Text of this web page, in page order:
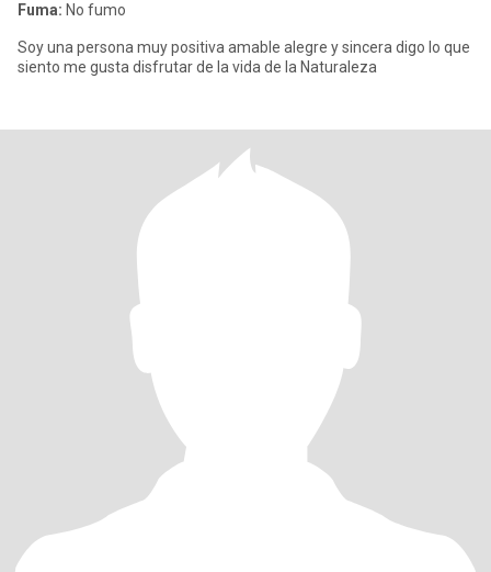
Fuma: No fumo
Soy una persona muy positiva amable alegre y sincera digo lo que
siento me gusta disfrutar de la vida de la Naturaleza